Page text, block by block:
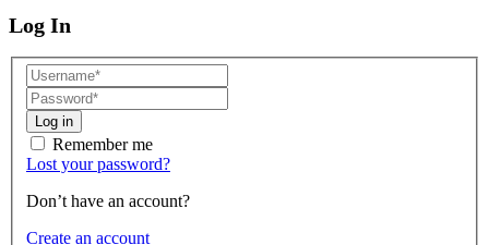
Log In
Log in
Remember me
Lost your password?
Don’t have an account?
Create an account